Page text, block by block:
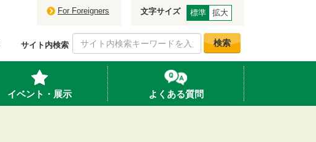
For Foreigners 文字サイズ 標準 拡大
サイト内検索 検索
イベント・展示 よくある質問